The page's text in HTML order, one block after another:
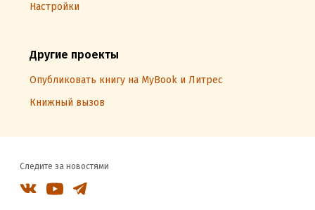
Настройки
Другие проекты
Опубликовать книгу на MyBook и Литрес
Книжный вызов
Следите за новостями